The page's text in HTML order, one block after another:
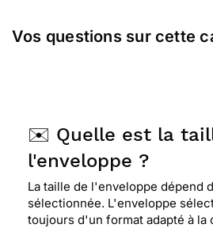
Vos questions sur cette
✉️ Quelle est la
l'enveloppe ?
La taille de l'enveloppe dépend
sélectionnée. L'enveloppe
toujours d'un format adapté à la